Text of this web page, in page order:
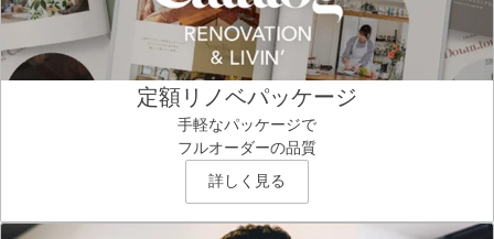
定額リノベパッケージ
手軽なパッケージで
フルオーダーの品質
詳しく見る